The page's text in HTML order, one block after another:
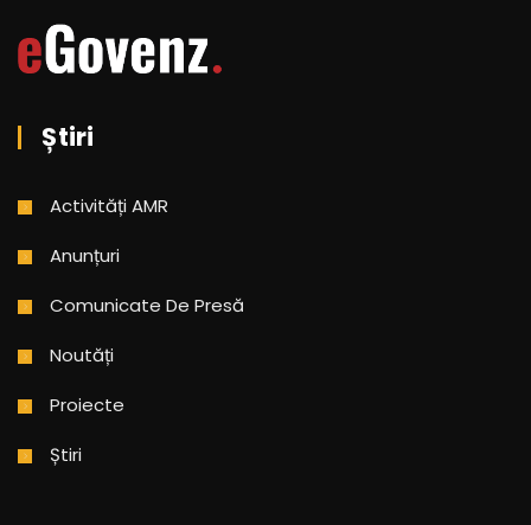
Știri
Activități AMR
Anunțuri
Comunicate De Presă
Noutăți
Proiecte
Știri